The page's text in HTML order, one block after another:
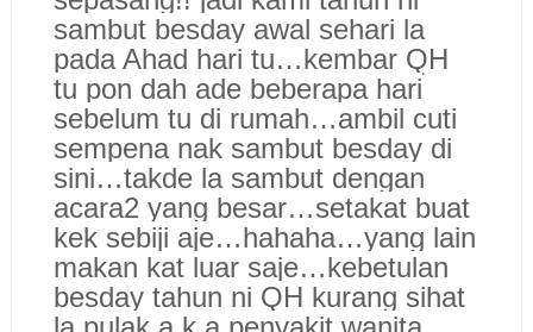
sambut besday awal sehari la
pada Ahad hari tu…kembar QH
tu pon dah ade beberapa hari
sebelum tu di rumah…ambil cuti
sempena nak sambut besday di
sini…takde la sambut dengan
acara2 yang besar…setakat buat
kek sebiji aje…hahaha…yang lain
makan kat luar saje…kebetulan
besday tahun ni QH kurang sihat